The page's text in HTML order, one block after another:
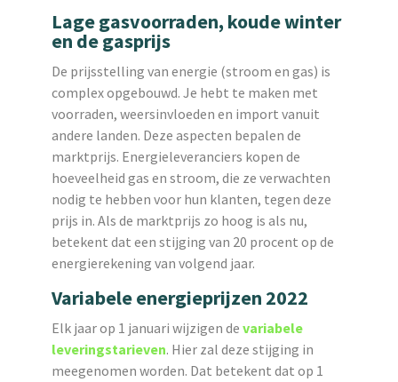
Lage gasvoorraden, koude winter
en de gasprijs
De prijsstelling van energie (stroom en gas) is
complex opgebouwd. Je hebt te maken met
voorraden, weersinvloeden en import vanuit
andere landen. Deze aspecten bepalen de
marktprijs. Energieleveranciers kopen de
hoeveelheid gas en stroom, die ze verwachten
nodig te hebben voor hun klanten, tegen deze
prijs in. Als de marktprijs zo hoog is als nu,
betekent dat een stijging van 20 procent op de
energierekening van volgend jaar.
Variabele energieprijzen 2022
Elk jaar op 1 januari wijzigen de variabele
leveringstarieven. Hier zal deze stijging in
meegenomen worden. Dat betekent dat op 1